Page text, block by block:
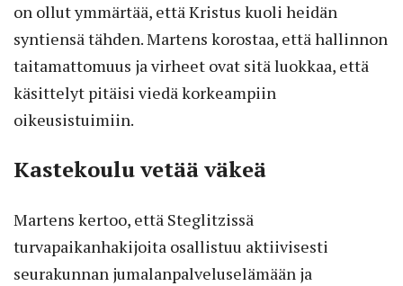
on ollut ymmärtää, että Kristus kuoli heidän
syntiensä tähden. Martens korostaa, että hallinnon
taitamattomuus ja virheet ovat sitä luokkaa, että
käsittelyt pitäisi viedä korkeampiin
oikeusistuimiin.
Kastekoulu vetää väkeä
Martens kertoo, että Steglitzissä
turvapaikanhakijoita osallistuu aktiivisesti
seurakunnan jumalanpalveluselämään ja